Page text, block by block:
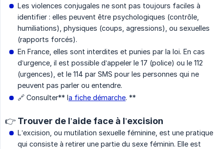
Les violences conjugales ne sont pas toujours faciles à
identifier : elles peuvent être psychologiques (contrôle,
humiliations), physiques (coups, agressions), ou sexuelles
(rapports forcés).
En France, elles sont interdites et punies par la loi. En cas
d’urgence, il est possible d’appeler le 17 (police) ou le 112
(urgences), et le 114 par SMS pour les personnes qui ne
peuvent pas parler ou entendre.
🔗 Consulter** la fiche démarche. **
👉 Trouver de l’aide face à l’excision
L’excision, ou mutilation sexuelle féminine, est une pratique
qui consiste à retirer une partie du sexe féminin. Elle est